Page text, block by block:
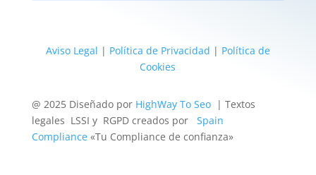
Aviso Legal | Política de Privacidad | Política de
Cookies
@ 2025 Diseñado por HighWay To Seo| Textos
legales LSSI y RGPD creados por Spain
Compliance«Tu Compliance de confianza»